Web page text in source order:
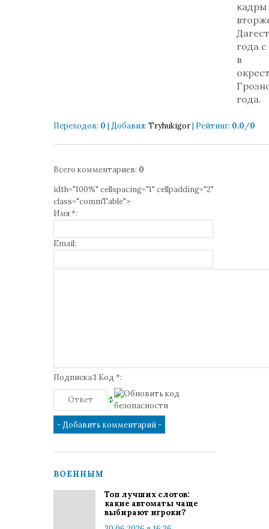
кадры
года
в
года.
Переходов: 0 | Добавил: Tryhukigor| Рейтинг: 0.0/0
Всего комментариев: 0
idth="100%" cellspacing="1" cellpadding="2"
class="commTable">
Имя *:
Email:
Подписка:1 Код *:
ВОЕННЫМ
Топ лучших слотов:
какие автоматы чаще
выбирают игроки?